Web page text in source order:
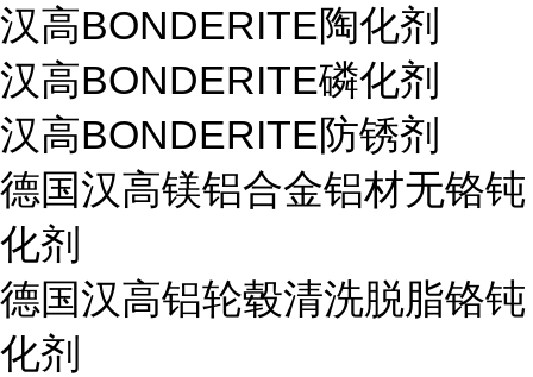
汉高BONDERITE陶化剂
汉高BONDERITE磷化剂
汉高BONDERITE防锈剂
德国汉高镁铝合金铝材无铬钝
化剂
德国汉高铝轮毂清洗脱脂铬钝
化剂